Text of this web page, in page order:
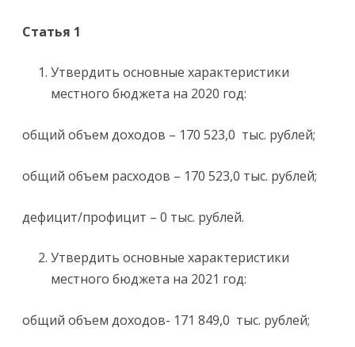
Статья 1
Утвердить основные характеристики
местного бюджета на 2020 год:
общий объем доходов – 170 523,0 тыс. рублей;
общий объем расходов – 170 523,0 тыс. рублей;
дефицит/профицит – 0 тыс. рублей.
Утвердить основные характеристики
местного бюджета на 2021 год:
общий объем доходов- 171 849,0 тыс. рублей;